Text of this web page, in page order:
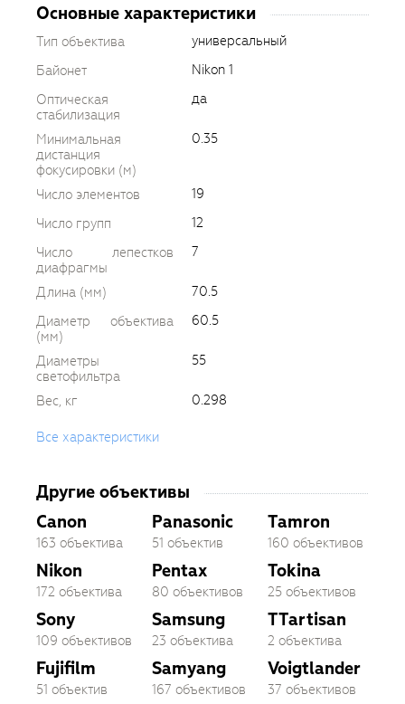
Основные характеристики
Тип объектива
универсальный
Байонет
Nikon 1
Оптическая
стабилизация
да
Минимальная
дистанция
фокусировки (м)
0.35
Число элементов
19
Число групп
12
Число лепестков
диафрагмы
7
Длина (мм)
70.5
Диаметр объектива
(мм)
60.5
Диаметры
светофильтра
55
Вес, кг 0.298
Все характеристики
Другие объективы
Canon
163 объектива
Nikon
172 объектива
Sony
109 объективов
Fujifilm
51 объектив
Panasonic
51 объектив
Pentax
80 объективов
Samsung
23 объектива
Samyang
167 объективов
Tamron
160 объективов
Tokina
25 объективов
TTartisan
2 объектива
Voigtlander
37 объективов